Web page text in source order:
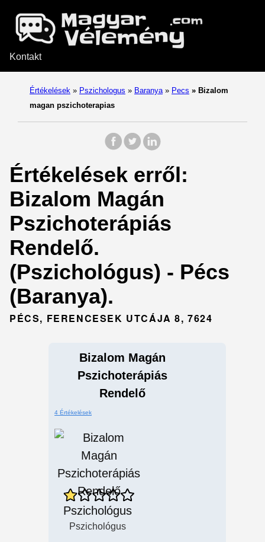
Kontakt
Értékelések » Pszichologus » Baranya » Pecs » Bizalom
magan pszichoterapias
Értékelések erről:
Bizalom Magán
Pszichoterápiás
Rendelő.
(Pszichológus) - Pécs
(Baranya).
PÉCS, FERENCESEK UTCÁJA 8, 7624
Bizalom Magán
Pszichoterápiás
Rendelő
4 Értékelések
Pszichológus
Pszichológus